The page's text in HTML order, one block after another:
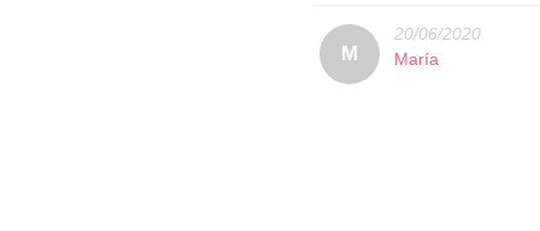
M
20/06/2020
María